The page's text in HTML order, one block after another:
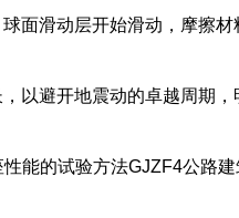
面滑动层开始滑动，摩擦
以避开地震动的卓越周期
能的试验方法GJZF4公路